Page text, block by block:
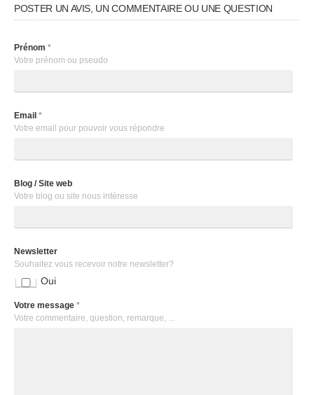
POSTER UN AVIS, UN COMMENTAIRE OU UNE QUESTION
Prénom *
Votre prénom ou pseudo
Email *
Votre email pour pouvoir vous répondre
Blog / Site web
Votre blog ou site nous intéresse
Newsletter
Souhaitez vous recevoir notre newsletter?
Oui
Votre message *
Votre commentaire, question, remarque, ...